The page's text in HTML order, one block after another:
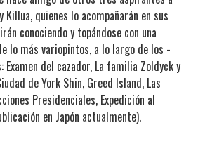
Killua, quienes lo acompañarán en sus
conociendo y topándose con una
lo más variopintos, a lo largo de los -
del cazador, La familia Zoldyck y
de York Shin, Greed Island, Las
Presidenciales, Expedición al
en Japón actualmente).